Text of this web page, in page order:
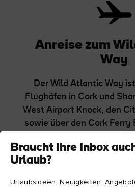
Braucht Ihre Inbox
Urlaub?
Urlaubsideen, Neuigkeiten,
Anreise zum
Way
Der Wild Atlantic Way
Flughäfen in Cork und
West Airport Knock, den
sowie über den Cork Ferry
Bahnverbindungen von
Unterwegs auf dem